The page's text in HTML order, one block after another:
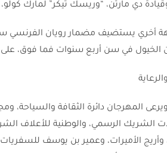
وقيادة دي مارتن، “وريسك تيكر” لمارك
في سن أربع سنوات فما فوق، على جوائزه
المهرجان دائرة الثقافة والسياحة،
الشريك الرسمي، والوطنية للأعلاف
الأميرات، وعمير بن يوسف